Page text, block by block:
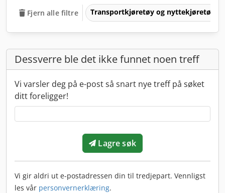
Fjern alle filtre Transportkjøretøy og nyttekjøretøy
Dessverre ble det ikke funnet noen treff
Vi varsler deg på e-post så snart nye treff på søket
ditt foreligger!
Lagre søk
Vi gir aldri ut e-postadressen din til tredjepart. Vennligst
les vår personvernerklæring.